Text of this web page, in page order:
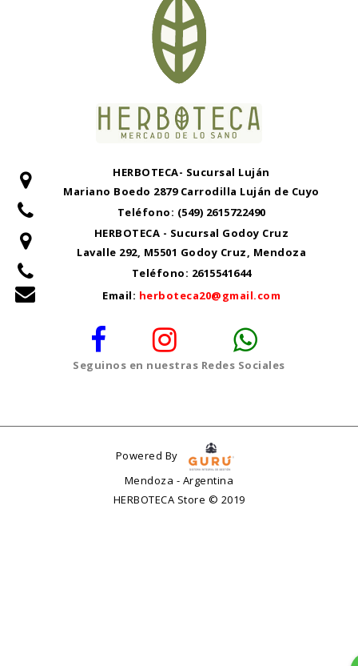
HERBOTECA- Sucursal Luján
Mariano Boedo 2879 Carrodilla Luján de Cuyo
Teléfono: (549) 2615722490
HERBOTECA - Sucursal Godoy Cruz
Lavalle 292, M5501 Godoy Cruz, Mendoza
Teléfono: 2615541644
Email: herboteca20@gmail.com
Seguinos en nuestras Redes Sociales
Powered By
Mendoza - Argentina
HERBOTECA Store © 2019